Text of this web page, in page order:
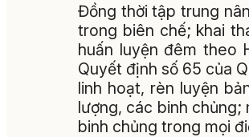
Đồng thời tập trung
trong biên chế; khai
huấn luyện đêm theo
Quyết định số 65 của
linh hoạt, rèn luyện
lượng, các binh
binh chủng trong mọi